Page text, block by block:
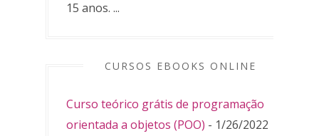
15 anos. ...
CURSOS EBOOKS ONLINE
Curso teórico grátis de programação
orientada a objetos (POO) - 1/26/2022